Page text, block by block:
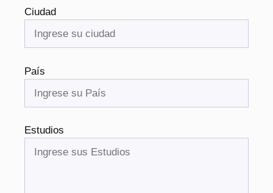
Ciudad
País
Estudios